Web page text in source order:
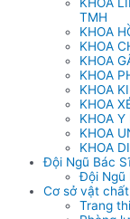
TMH
KHOA
KHOA
KHOA
KHOA
KHOA
KHOA
KHOA Y
KHOA
KHOA
Đội Ngũ Bác
Đội Ngũ
Cơ sở vật chất
Trang